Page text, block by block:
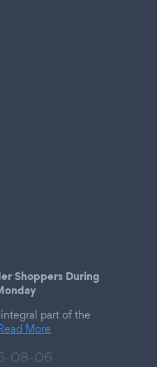
Shoppers During
part of the
More
08-06